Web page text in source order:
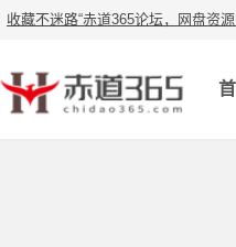
收藏不迷路“赤道365论坛，网盘资源